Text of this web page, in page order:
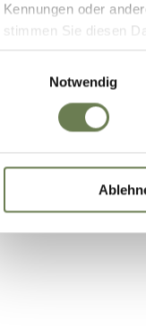
Kennungen oder
stimmen Sie diesen
Zustimmung umfasst
in den USA (Art. 49
Data Privacy
Ihre Daten zugreifen
Notwendig